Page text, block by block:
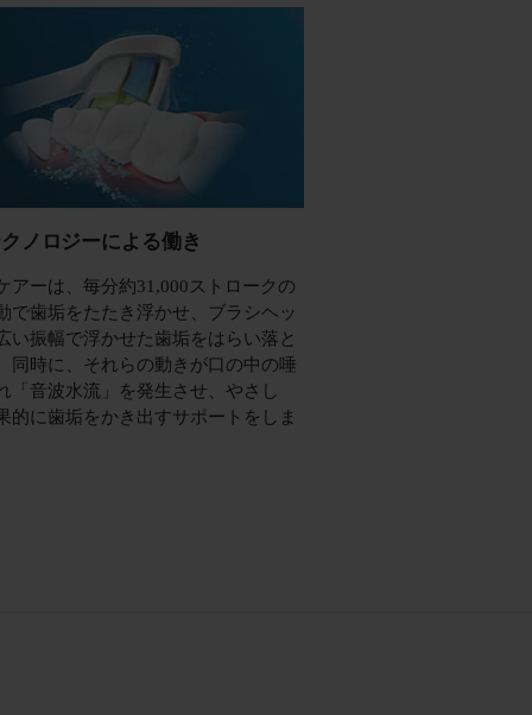
ノロジーによる働き
アーは、毎分約31,000ストロークの
で歯垢をたたき浮かせ、ブラシヘッ
い振幅で浮かせた歯垢をはらい落と
同時に、それらの動きが口の中の唾
「音波水流」を発生させ、やさし
的に歯垢をかき出すサポートをしま